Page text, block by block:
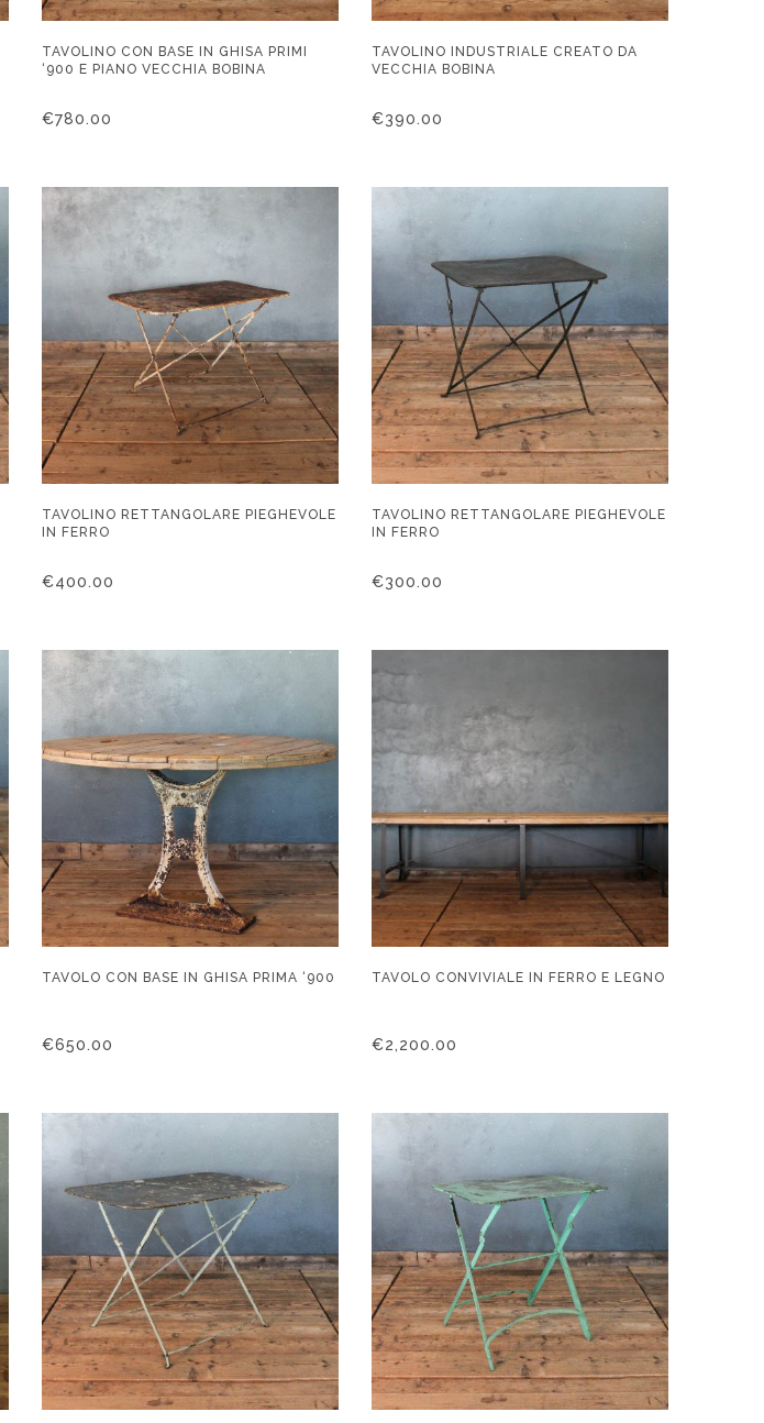
TAVOLINO CON BASE IN GHISA PRIMI
‘900 E PIANO VECCHIA BOBINA
€780.00
TAVOLINO INDUSTRIALE CREATO DA
VECCHIA BOBINA
€390.00
TAVOLINO RETTANGOLARE PIEGHEVOLE
IN FERRO
€400.00
TAVOLINO RETTANGOLARE PIEGHEVOLE
IN FERRO
€300.00
TAVOLO CON BASE IN GHISA PRIMA ‘900
€650.00
TAVOLO CONVIVIALE IN FERRO E LEGNO
€2,200.00